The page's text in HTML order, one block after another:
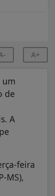
A+
um
de
A
feira
MS),